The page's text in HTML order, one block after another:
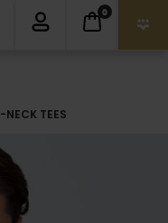
0
NECK TEES